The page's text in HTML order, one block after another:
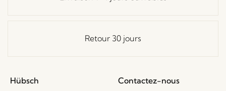
Retour 30 jours
Hübsch
Contactez-nous